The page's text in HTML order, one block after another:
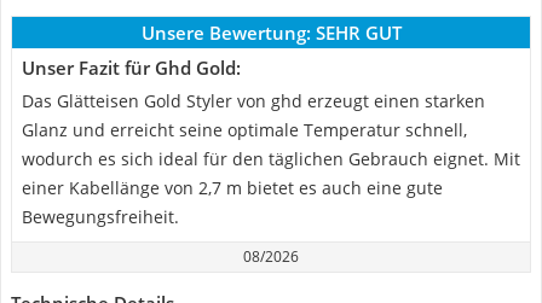
Unsere Bewertung: SEHR GUT
Unser Fazit für Ghd Gold:
Das Glätteisen Gold Styler von ghd erzeugt einen starken
Glanz und erreicht seine optimale Temperatur schnell,
wodurch es sich ideal für den täglichen Gebrauch eignet. Mit
einer Kabellänge von 2,7 m bietet es auch eine gute
Bewegungsfreiheit.
08/2026